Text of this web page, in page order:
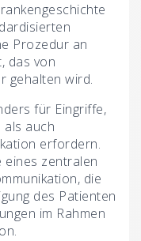
Prozedur an
das von
gehalten wird.
für Eingriffe,
auch
erfordern.
eines zentralen
die
des Patienten
im Rahmen